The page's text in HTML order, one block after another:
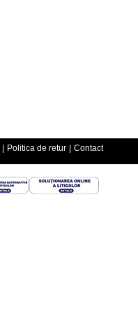
| Politica de retur | Contact